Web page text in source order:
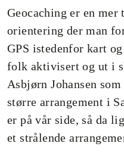
Geocaching er en
orientering der man
GPS istedenfor kart
folk aktivisert og ut i
Asbjørn Johansen
større arrangement i
er på vår side, så da
et strålende